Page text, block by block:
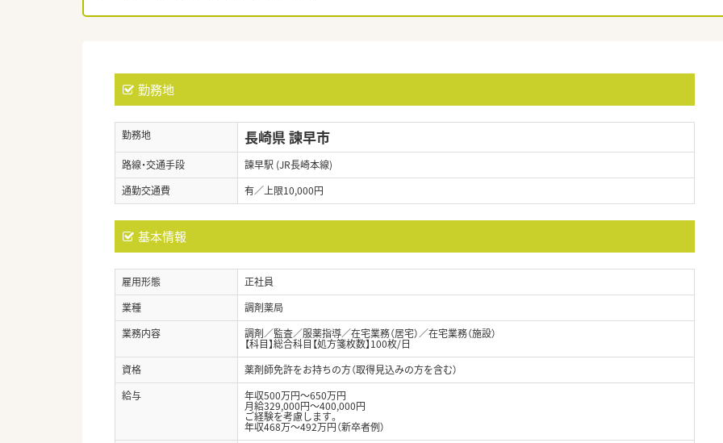
勤務地
勤務地 長崎県 諫早市
路線・交通手段
諫早駅 (JR長崎本線)
通勤交通費
有／上限10,000円
基本情報
雇用形態
正社員
業種
調剤薬局
業務内容
調剤／監査／服薬指導／在宅業務（居宅）／在宅業務（施設）
【科目】総合科目【処方箋枚数】100枚/日
資格
薬剤師免許をお持ちの方（取得見込みの方を含む）
給与
年収500万円～650万円
月給329,000円～400,000円
ご経験を考慮します。
年収468万～492万円（新卒者例）